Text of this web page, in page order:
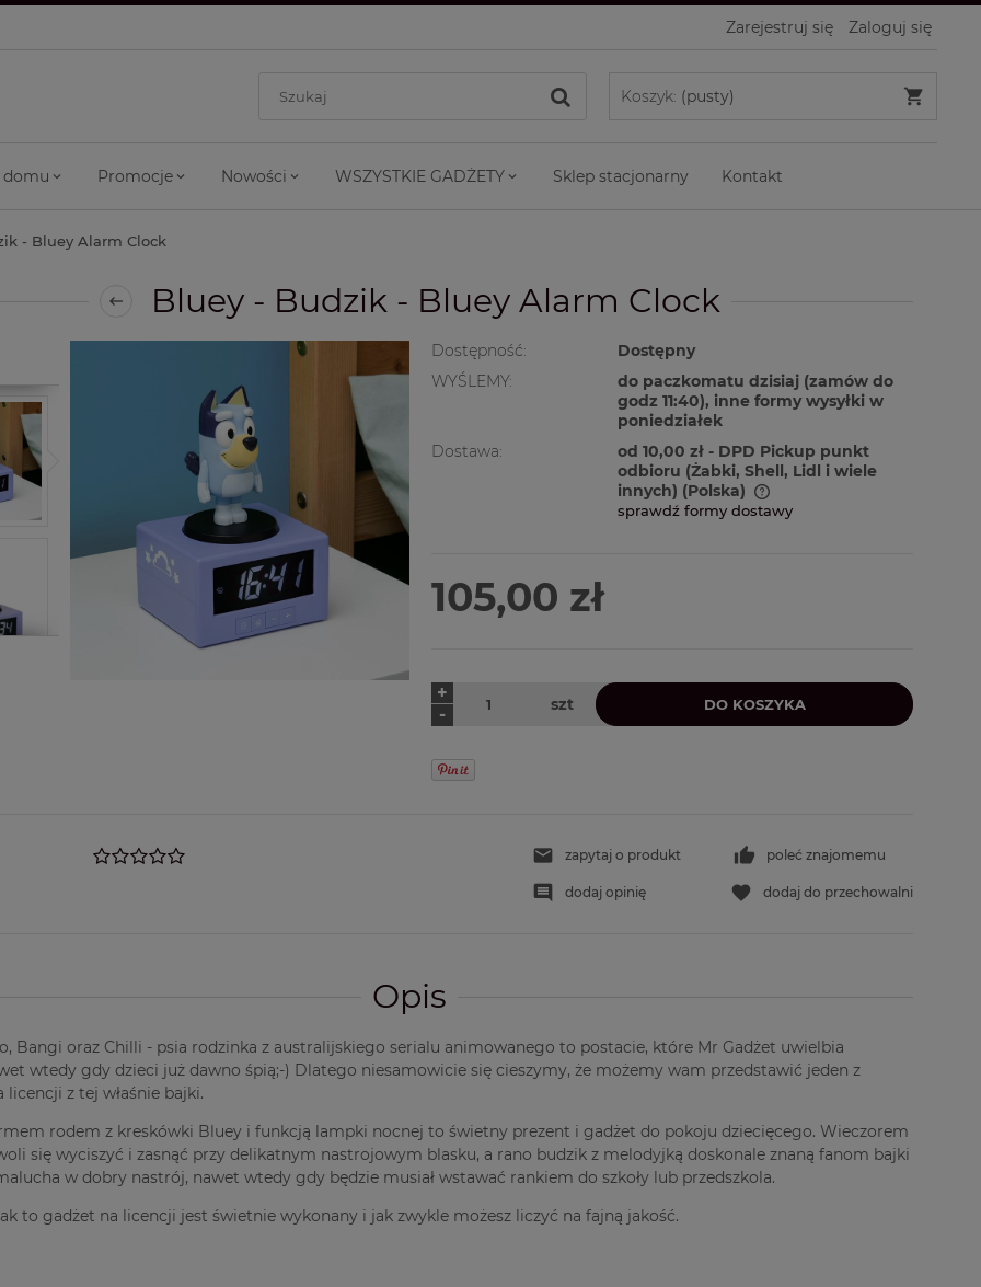
Zarejestruj się Zaloguj się
Koszyk: (pusty)
domu Promocje Nowości WSZYSTKIE GADŻETY Sklep stacjonarny Kontakt
- Bluey Alarm Clock
Bluey - Budzik - Bluey Alarm Clock
Dostępność:
Dostępny
WYŚLEMY:
do paczkomatu dzisiaj (zamów do
godz 11:40), inne formy wysyłki w
poniedziałek
Dostawa:
od 10,00 zł - DPD Pickup punkt
odbioru (Żabki, Shell, Lidl i wiele
innych) (Polska)
sprawdź formy dostawy
105,00 zł
-
+
szt DO KOSZYKA
zapytaj o produkt poleć znajomemu
dodaj opinię dodaj do przechowalni
Opis
Bangi oraz Chilli - psia rodzinka z australijskiego serialu animowanego to postacie, które Mr Gadżet uwielbia
wtedy gdy dzieci już dawno śpią;-) Dlatego niesamowicie się cieszymy, że możemy wam przedstawić jeden z
licencji z tej właśnie bajki.
rodem z kreskówki Bluey i funkcją lampki nocnej to świetny prezent i gadżet do pokoju dziecięcego. Wieczorem
się wyciszyć i zasnąć przy delikatnym nastrojowym blasku, a rano budzik z melodyjką doskonale znaną fanom bajki
w dobry nastrój, nawet wtedy gdy będzie musiał wstawać rankiem do szkoły lub przedszkola.
to gadżet na licencji jest świetnie wykonany i jak zwykle możesz liczyć na fajną jakość.